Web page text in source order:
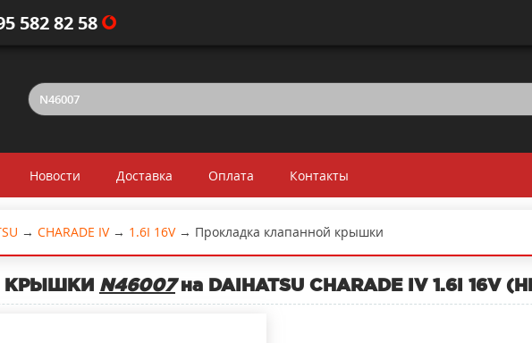
582 82 58
Новости Доставка Оплата Контакты
→ CHARADE IV → 1.6I 16V → Прокладка клапанной крышки
КРЫШКИ N46007на DAIHATSU CHARADE IV 1.6I 16V